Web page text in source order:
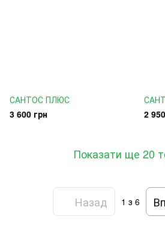
САНТОС ПЛЮС
3 600 грн
2
Показати ще 20
Назад 1 з 6